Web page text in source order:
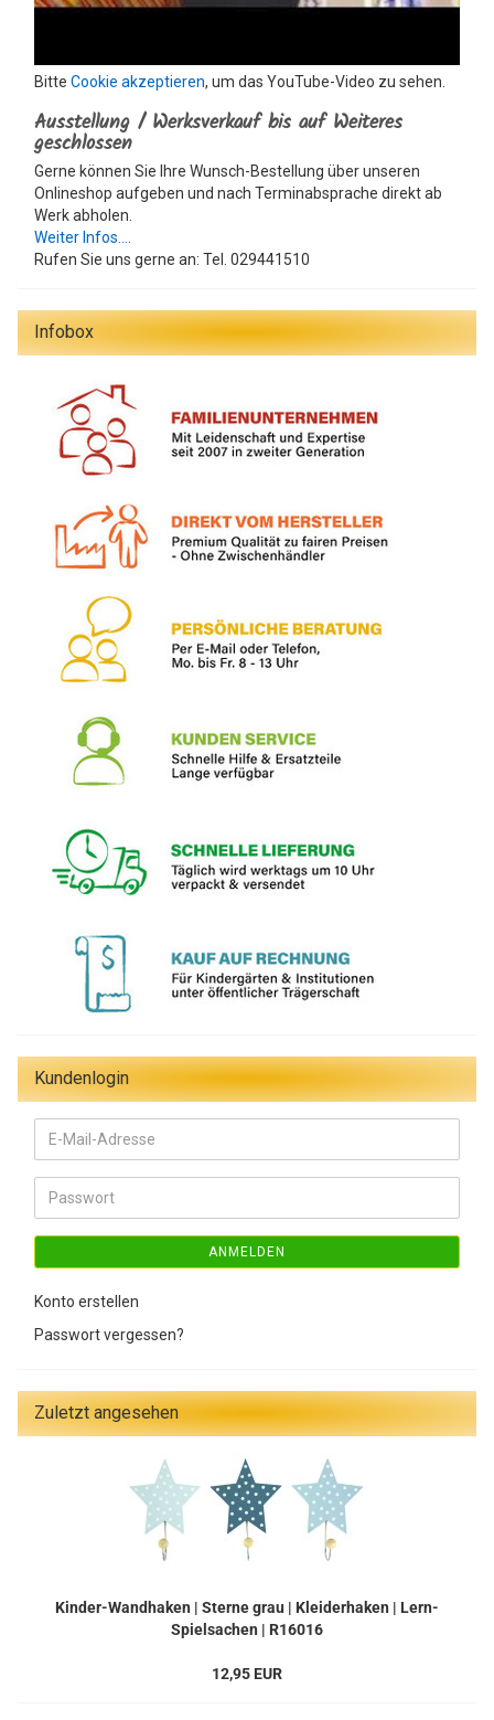
Bitte Cookie akzeptieren, um das YouTube-Video zu sehen.
Ausstellung / Werksverkauf bis auf Weiteres
geschlossen
Gerne können Sie Ihre Wunsch-Bestellung über unseren
Onlineshop aufgeben und nach Terminabsprache direkt ab
Werk abholen.
Weiter Infos....
Rufen Sie uns gerne an: Tel. 029441510
Infobox
Kundenlogin
E-
Mail-
Adresse
Passwort
ANMELDEN
Konto erstellen
Passwort vergessen?
Zuletzt angesehen
Kinder-Wandhaken | Sterne grau | Kleiderhaken | Lern-
Spielsachen | R16016
12,95 EUR